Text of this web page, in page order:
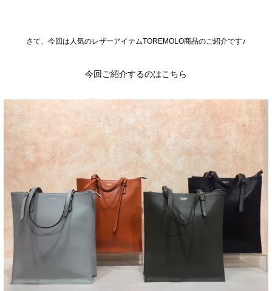
さて、今回は人気のレザーアイテムTOREMOLO商品のご紹介です♪
今回ご紹介するのはこちら